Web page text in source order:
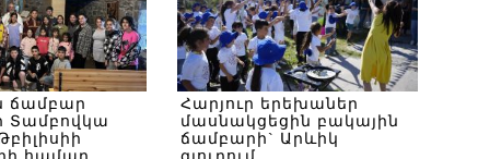
ճամբար
Տամբովկա
Հարյուր երեխաներ
մասնակցեցին բակային
ճամբարի` Արևիկ